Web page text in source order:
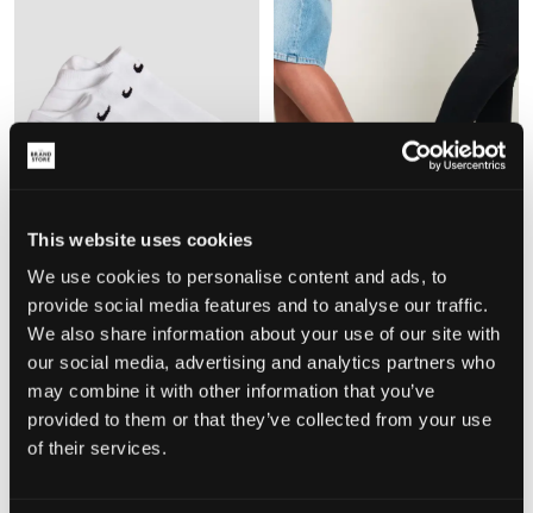
This website uses cookies
We use cookies to personalise content and ads, to
provide social media features and to analyse our traffic.
We also share information about your use of our site with
our social media, advertising and analytics partners who
may combine it with other information that you’ve
provided to them or that they’ve collected from your use
of their services.
3-PACK
Nike
U NK LTWT NS 3PR-VALUE 108
149 kr
Nike
U NK V CUSH CREW 3P VALUE
169 kr